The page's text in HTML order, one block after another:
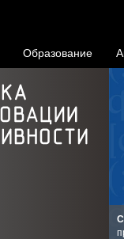
Образование
СФУ в
проект